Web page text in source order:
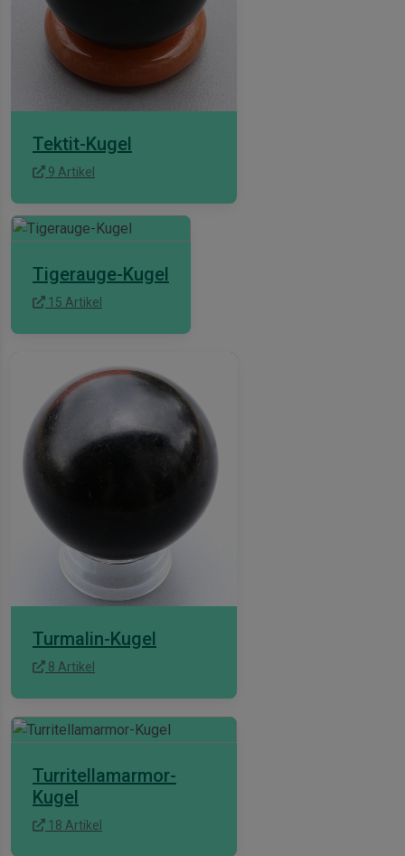
Tektit-Kugel
9 Artikel
Tigerauge-Kugel
15 Artikel
Turmalin-Kugel
8 Artikel
Turritellamarmor-
Kugel
18 Artikel